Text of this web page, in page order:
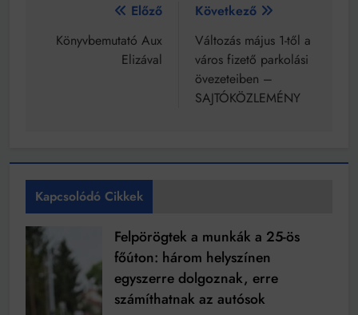
Bejegyzés
navigáció
Előző
Könyvbemutató Aux
Elizával
Következő
Változás május 1-től a
város fizető parkolási
övezeteiben –
SAJTÓKÖZLEMÉNY
Kapcsolódó Cikkek
Felpörögtek a munkák a 25-ös
főúton: három helyszínen
egyszerre dolgoznak, erre
számíthatnak az autósok